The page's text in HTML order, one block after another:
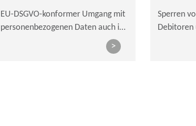
EU-DSGVO-konformer Umgang mit
personenbezogenen Daten auch in
>
Sperren
Debitoren